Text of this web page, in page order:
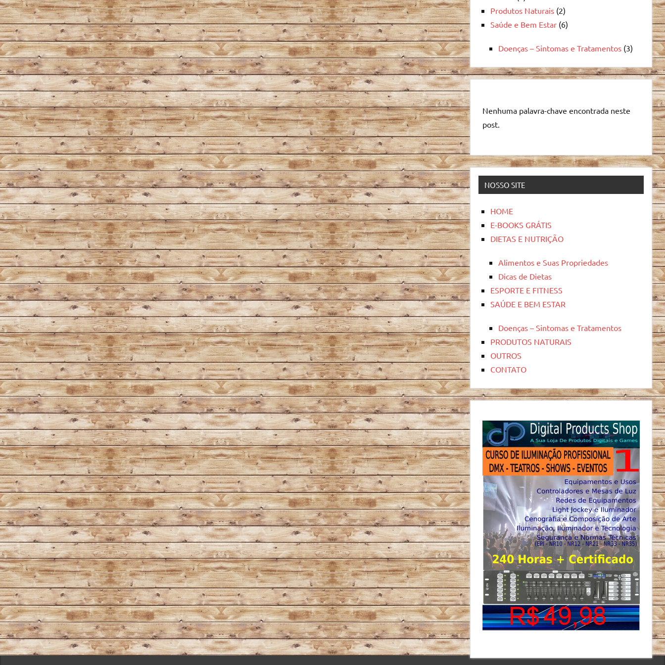
Produtos Naturais (2)
Saúde e Bem Estar (6)
Doenças – Sintomas e Tratamentos (3)
Nenhuma palavra-chave encontrada neste
post.
NOSSO SITE
HOME
E-BOOKS GRÁTIS
DIETAS E NUTRIÇÃO
Alimentos e Suas Propriedades
Dicas de Dietas
ESPORTE E FITNESS
SAÚDE E BEM ESTAR
Doenças – Sintomas e Tratamentos
PRODUTOS NATURAIS
OUTROS
CONTATO